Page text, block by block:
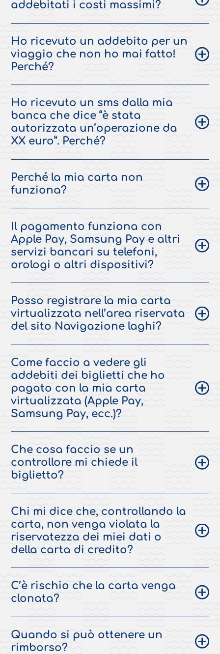
addebitati i costi massimi?
Ho ricevuto un addebito per un
viaggio che non ho mai fatto!
Perché?
Ho ricevuto un sms dalla mia
banca che dice “è stata
autorizzata un’operazione da
XX euro”. Perché?
Perché la mia carta non
funziona?
Il pagamento funziona con
Apple Pay, Samsung Pay e altri
servizi bancari su telefoni,
orologi o altri dispositivi?
Posso registrare la mia carta
virtualizzata nell’area riservata
del sito Navigazione laghi?
Come faccio a vedere gli
addebiti dei biglietti che ho
pagato con la mia carta
virtualizzata (Apple Pay,
Samsung Pay, ecc.)?
Che cosa faccio se un
controllore mi chiede il
biglietto?
Chi mi dice che, controllando la
carta, non venga violata la
riservatezza dei miei dati o
della carta di credito?
C’è rischio che la carta venga
clonata?
Quando si può ottenere un
rimborso?